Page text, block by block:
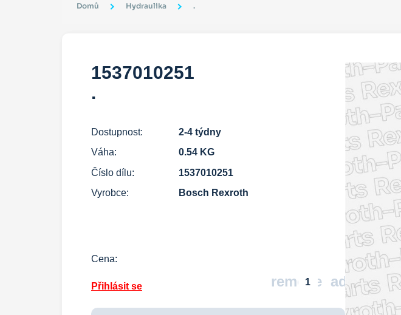
Domů Hydraulika .
1537010251
.
Dostupnost:
2-4 týdny
Váha:
0.54 KG
Číslo dílu:
1537010251
Vyrobce:
Bosch Rexroth
Cena:
Přihlásit se remove add